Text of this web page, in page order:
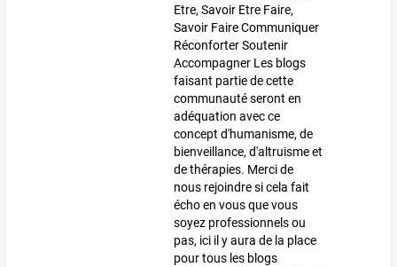
Etre, Savoir Etre Faire,
Savoir Faire Communiquer
Réconforter Soutenir
Accompagner Les blogs
faisant partie de cette
communauté seront en
adéquation avec ce
concept d'humanisme, de
bienveillance, d'altruisme et
de thérapies. Merci de
nous rejoindre si cela fait
écho en vous que vous
soyez professionnels ou
pas, ici il y aura de la place
pour tous les blogs